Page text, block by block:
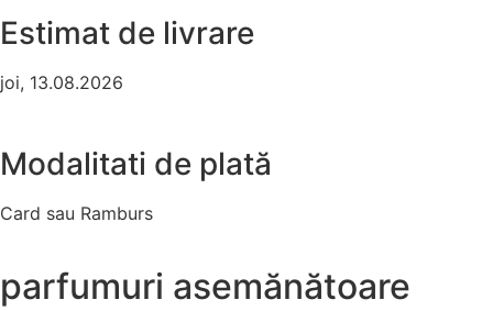
Estimat de livrare
joi, 13.08.2026
Modalitati de plată
Card sau Ramburs
parfumuri asemănătoare